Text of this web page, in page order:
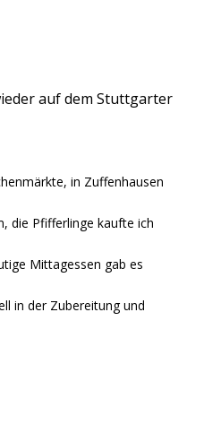
auf dem Stuttgarter
in Zuffenhausen
die Pfifferlinge kaufte ich
Mittagessen gab es
in der Zubereitung und